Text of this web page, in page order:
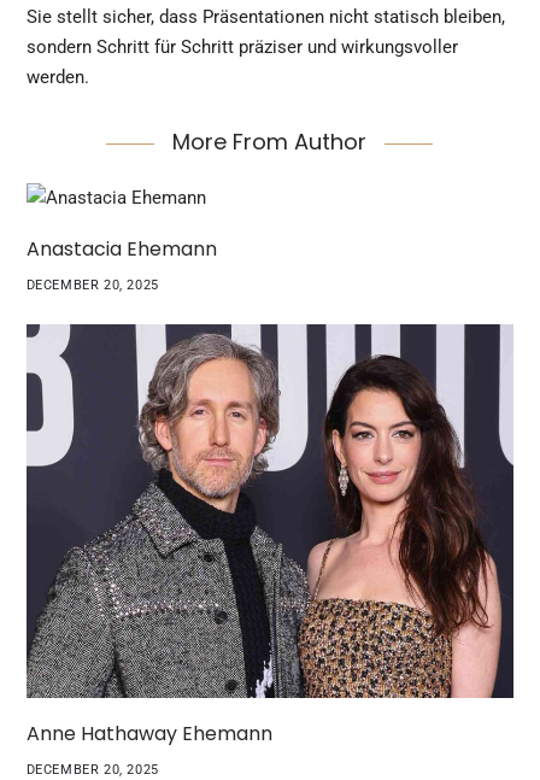
Sie stellt sicher, dass Präsentationen nicht statisch bleiben,
sondern Schritt für Schritt präziser und wirkungsvoller
werden.
More From Author
Anastacia Ehemann
DECEMBER 20, 2025
Anne Hathaway Ehemann
DECEMBER 20, 2025